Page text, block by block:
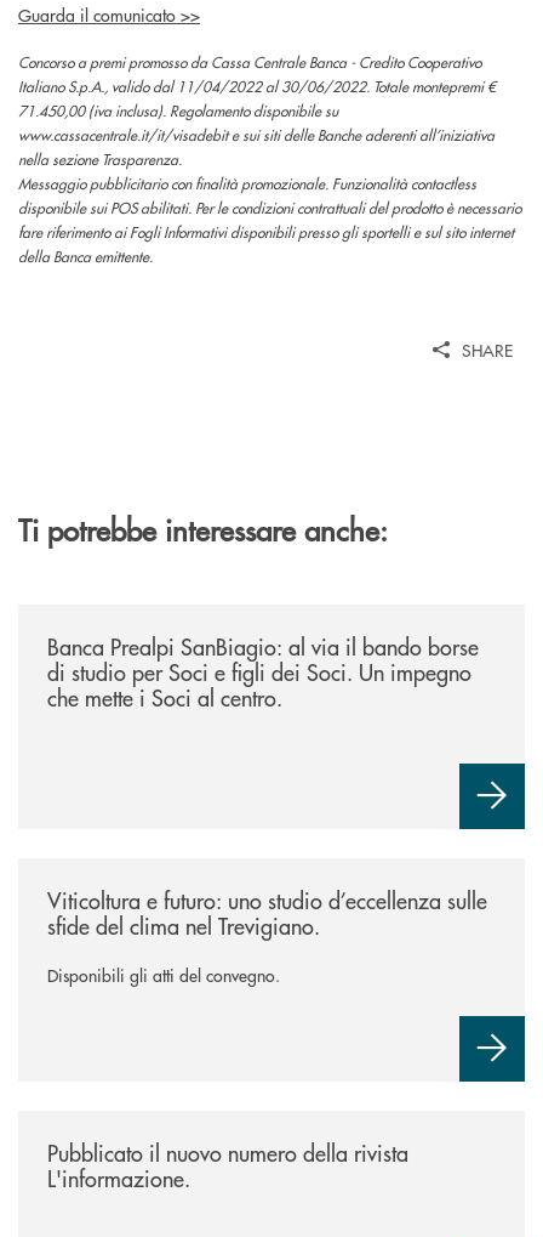
Guarda il comunicato >>
Concorso a premi promosso da Cassa Centrale Banca - Credito Cooperativo
Italiano S.p.A., valido dal 11/04/2022 al 30/06/2022. Totale montepremi €
71.450,00 (iva inclusa). Regolamento disponibile su
www.cassacentrale.it/it/visadebit e sui siti delle Banche aderenti all’iniziativa
nella sezione Trasparenza.
Messaggio pubblicitario con finalità promozionale. Funzionalità contactless
disponibile sui POS abilitati. Per le condizioni contrattuali del prodotto è necessario
fare riferimento ai Fogli Informativi disponibili presso gli sportelli e sul sito internet
della Banca emittente.
SHARE
Ti potrebbe interessare anche:
Banca Prealpi SanBiagio: al via il bando borse
di studio per Soci e figli dei Soci. Un impegno
che mette i Soci al centro.
Viticoltura e futuro: uno studio d’eccellenza sulle
sfide del clima nel Trevigiano.
Disponibili gli atti del convegno.
Pubblicato il nuovo numero della rivista
L'informazione.